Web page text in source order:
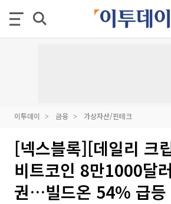
이투데이 금융 가상자산/핀테크
[넥스블록][데일리 크
비트코인 8만1000달
권…빌드온 54% 급등